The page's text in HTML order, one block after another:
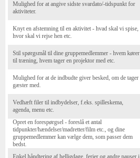
Mulighed for at angive sidste svardato/-tidspunkt for
aktiviteter.
Knyt en afstemning til en aktivitet - hvad skal vi spise,
hvor skal vi rejse hen etc.
Stil spørgsmål til dine gruppemedlemmer - hvem kører
til træning, hvem tager en projektor med etc.
Mulighed for at de indbudte giver besked, om de tager
gæster med.
Vedhæft filer til indbydelser, f.eks. spilleskema,
agenda, menu etc.
Opret en forespørgsel - foreslå et antal
tidpunkter/hændelser/madretter/film etc., og dine
gruppemedlemmer kan vælge dem, som passer dem
bedst.
Enkel håndtering af helligdage, ferier og andre pauser i